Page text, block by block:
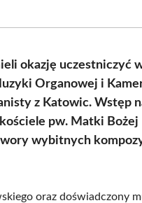
(Twitter)
okazję uczestniczyć
Organowej i
z Katowic. Wstęp
pw. Matki Bożej
wybitnych
oraz doświadczony